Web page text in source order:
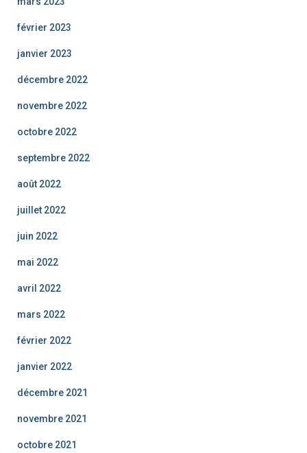
février 2023
janvier 2023
décembre 2022
novembre 2022
octobre 2022
septembre 2022
août 2022
juillet 2022
juin 2022
mai 2022
avril 2022
mars 2022
février 2022
janvier 2022
décembre 2021
novembre 2021
octobre 2021